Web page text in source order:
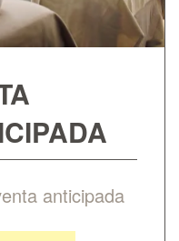
anticipada